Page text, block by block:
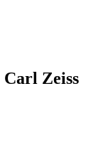
Zeiss